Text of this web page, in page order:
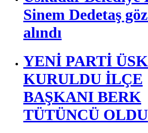
Sinem Dedetaş
alındı
YENİ PARTİ
KURULDU İLÇE
BAŞKANI BERK
TÜTÜNCÜ OLDU